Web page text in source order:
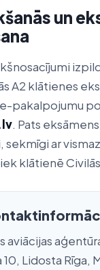
un
A2 klātienes
pakalpojumu
. Pats
sekmīgi ar
klātienē
aviācijas
10, Lidosta Rīga,